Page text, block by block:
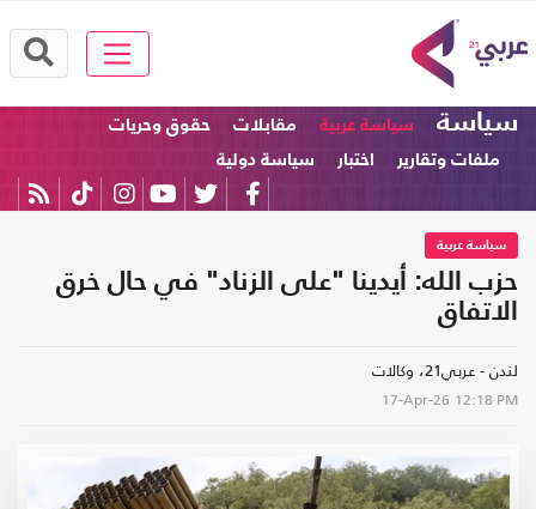
سياسة سياسة عربية مقابلات
حقوق وحريات
ملفات وتقارير
اختبار سياسة دولية
سياسة عربية
حزب الله: أيدينا "على الزناد" في حال خرق
الاتفاق
لندن - عربي21، وكالات
17-Apr-26 12:18 PM